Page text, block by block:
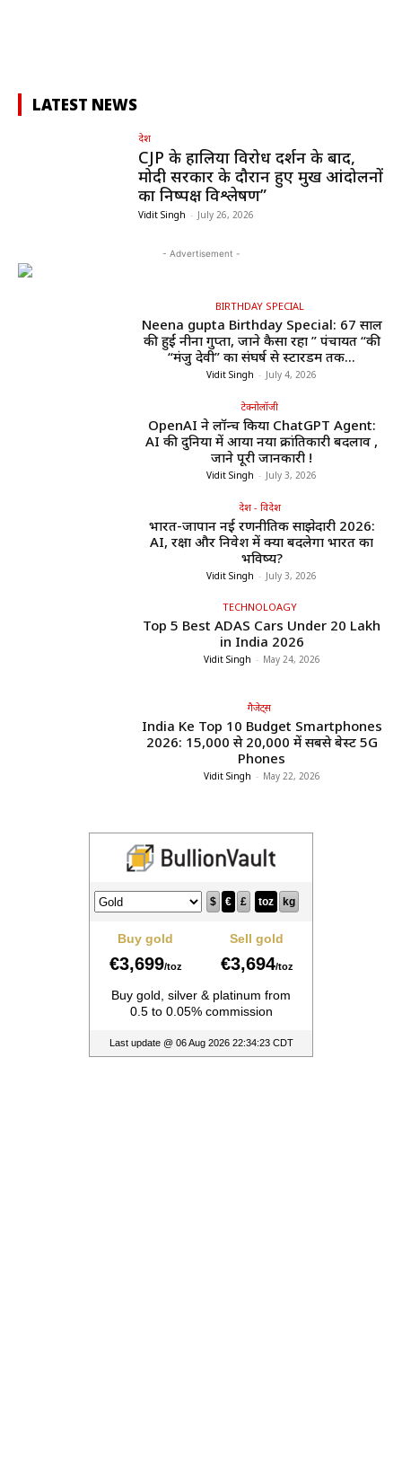
LATEST NEWS
देश
CJP के हालिया विरोध प्रदर्शन के बाद,
मोदी सरकार के दौरान हुए प्रमुख आंदोलनों
का निष्पक्ष विश्लेषण”
Vidit Singh - July 26, 2026
- Advertisement -
BIRTHDAY SPECIAL
Neena gupta Birthday Special: 67 साल
की हुईं नीना गुप्ता, जाने कैसा रहा ” पंचायत “की
“मंजु देवी” का संघर्ष से स्टारडम तक...
Vidit Singh - July 4, 2026
टेक्नोलॉजी
OpenAI ने लॉन्च किया ChatGPT Agent:
AI की दुनिया में आया नया क्रांतिकारी बदलाव ,
जाने पूरी जानकारी !
Vidit Singh - July 3, 2026
देश - विदेश
भारत-जापान नई रणनीतिक साझेदारी 2026:
AI, रक्षा और निवेश में क्या बदलेगा भारत का
भविष्य?
Vidit Singh - July 3, 2026
TECHNOLOAGY
Top 5 Best ADAS Cars Under ₹20 Lakh
in India 2026
Vidit Singh - May 24, 2026
गैजेट्स
India Ke Top 10 Budget Smartphones
2026: ₹15,000 से ₹20,000 में सबसे बेस्ट 5G
Phones
Vidit Singh - May 22, 2026